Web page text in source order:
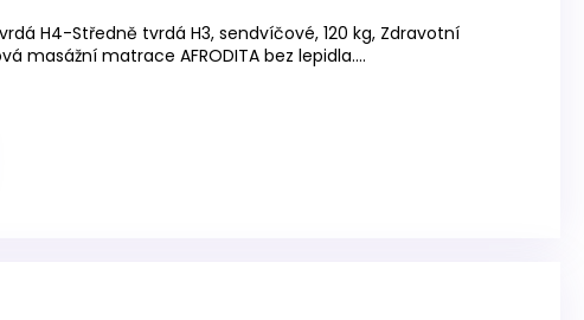
H4-Středně tvrdá H3, sendvíčové, 120 kg, Zdravotní
masážní matrace AFRODITA bez lepidla....